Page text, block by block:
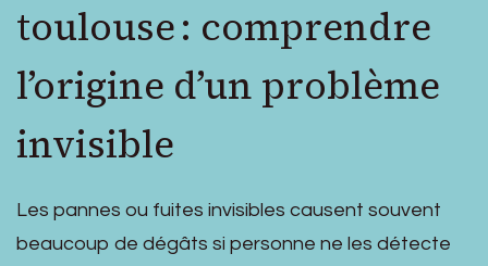
toulouse : comprendre
l’origine d’un problème
invisible
Les pannes ou fuites invisibles causent souvent
beaucoup de dégâts si personne ne les détecte